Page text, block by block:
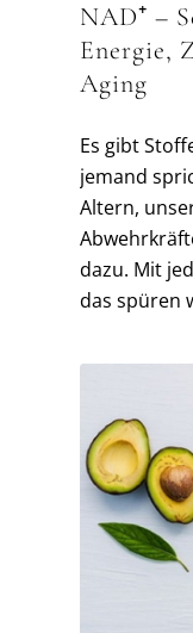
NAD⁺ –
Energie,
Aging
Es gibt
jemand
Altern,
dazu. Mit
das spüren